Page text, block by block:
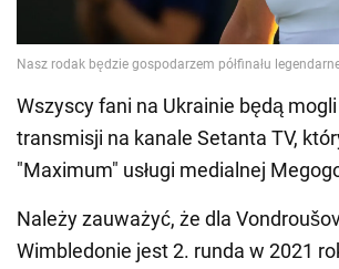
Wszyscy fani na Ukrainie będą
transmisji na kanale Setanta TV,
"Maximum" usługi medialnej
Należy zauważyć, że dla
Wimbledonie jest 2. runda w 2021